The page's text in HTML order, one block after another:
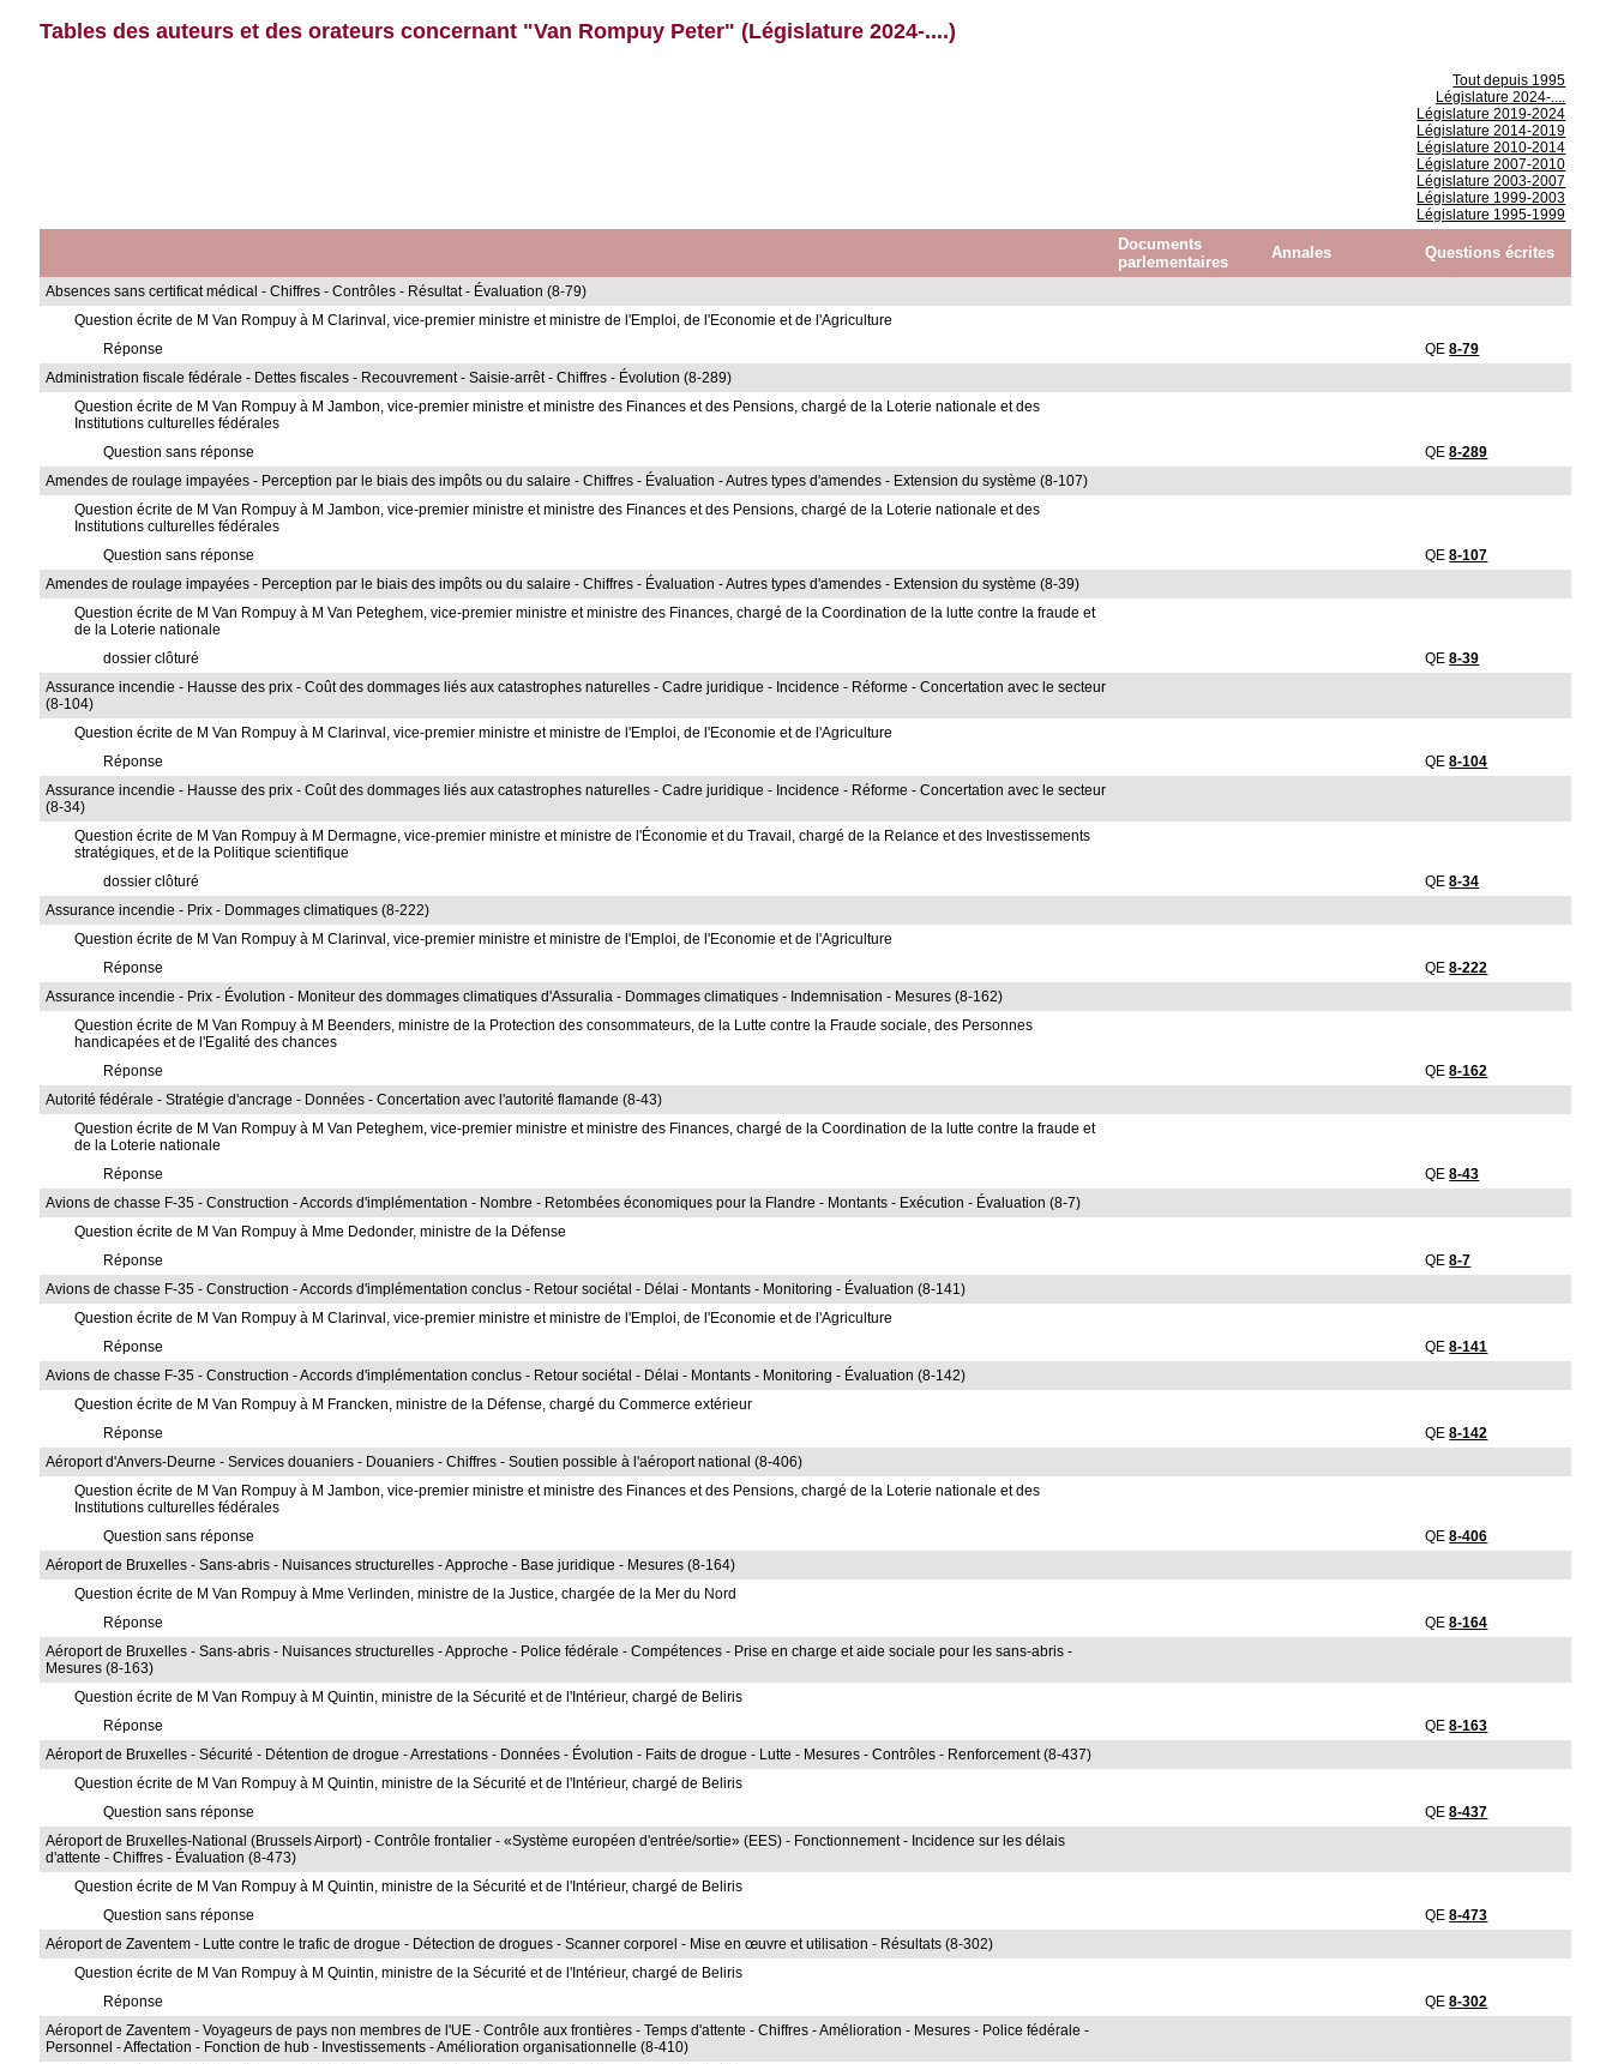
Tables des auteurs et des orateurs concernant "Van Rompuy Peter" (Législature 2024-....)
Tout depuis 1995
Législature 2024-....
Législature 2019-2024
Législature 2014-2019
Législature 2010-2014
Législature 2007-2010
Législature 2003-2007
Législature 1999-2003
Législature 1995-1999
Documents
parlementaires
Annales Questions écrites
Absences sans certificat médical - Chiffres - Contrôles - Résultat - Évaluation (8-79)
Question écrite de M Van Rompuy à M Clarinval, vice-premier ministre et ministre de l'Emploi, de l'Economie et de l'Agriculture
Réponse
QE8-79
Administration fiscale fédérale - Dettes fiscales - Recouvrement - Saisie-arrêt - Chiffres - Évolution (8-289)
Question écrite de M Van Rompuy à M Jambon, vice-premier ministre et ministre des Finances et des Pensions, chargé de la Loterie nationale et des
Institutions culturelles fédérales
Question sans réponse
QE8-289
Amendes de roulage impayées - Perception par le biais des impôts ou du salaire - Chiffres - Évaluation - Autres types d'amendes - Extension du système (8-107)
Question écrite de M Van Rompuy à M Jambon, vice-premier ministre et ministre des Finances et des Pensions, chargé de la Loterie nationale et des
Institutions culturelles fédérales
Question sans réponse
QE8-107
Amendes de roulage impayées - Perception par le biais des impôts ou du salaire - Chiffres - Évaluation - Autres types d'amendes - Extension du système (8-39)
Question écrite de M Van Rompuy à M Van Peteghem, vice-premier ministre et ministre des Finances, chargé de la Coordination de la lutte contre la fraude et
de la Loterie nationale
dossier clôturé
QE8-39
Assurance incendie - Hausse des prix - Coût des dommages liés aux catastrophes naturelles - Cadre juridique - Incidence - Réforme - Concertation avec le secteur
(8-104)
Question écrite de M Van Rompuy à M Clarinval, vice-premier ministre et ministre de l'Emploi, de l'Economie et de l'Agriculture
Réponse
QE8-104
Assurance incendie - Hausse des prix - Coût des dommages liés aux catastrophes naturelles - Cadre juridique - Incidence - Réforme - Concertation avec le secteur
(8-34)
Question écrite de M Van Rompuy à M Dermagne, vice-premier ministre et ministre de l'Économie et du Travail, chargé de la Relance et des Investissements
stratégiques, et de la Politique scientifique
dossier clôturé
QE8-34
Assurance incendie - Prix - Dommages climatiques (8-222)
Question écrite de M Van Rompuy à M Clarinval, vice-premier ministre et ministre de l'Emploi, de l'Economie et de l'Agriculture
Réponse
QE8-222
Assurance incendie - Prix - Évolution - Moniteur des dommages climatiques d'Assuralia - Dommages climatiques - Indemnisation - Mesures (8-162)
Question écrite de M Van Rompuy à M Beenders, ministre de la Protection des consommateurs, de la Lutte contre la Fraude sociale, des Personnes
handicapées et de l'Egalité des chances
Réponse
QE8-162
Autorité fédérale - Stratégie d'ancrage - Données - Concertation avec l'autorité flamande (8-43)
Question écrite de M Van Rompuy à M Van Peteghem, vice-premier ministre et ministre des Finances, chargé de la Coordination de la lutte contre la fraude et
de la Loterie nationale
Réponse
QE8-43
Avions de chasse F-35 - Construction - Accords d'implémentation - Nombre - Retombées économiques pour la Flandre - Montants - Exécution - Évaluation (8-7)
Question écrite de M Van Rompuy à Mme Dedonder, ministre de la Défense
Réponse
QE8-7
Avions de chasse F-35 - Construction - Accords d'implémentation conclus - Retour sociétal - Délai - Montants - Monitoring - Évaluation (8-141)
Question écrite de M Van Rompuy à M Clarinval, vice-premier ministre et ministre de l'Emploi, de l'Economie et de l'Agriculture
Réponse
QE8-141
Avions de chasse F-35 - Construction - Accords d'implémentation conclus - Retour sociétal - Délai - Montants - Monitoring - Évaluation (8-142)
Question écrite de M Van Rompuy à M Francken, ministre de la Défense, chargé du Commerce extérieur
Réponse
QE8-142
Aéroport d'Anvers-Deurne - Services douaniers - Douaniers - Chiffres - Soutien possible à l'aéroport national (8-406)
Question écrite de M Van Rompuy à M Jambon, vice-premier ministre et ministre des Finances et des Pensions, chargé de la Loterie nationale et des
Institutions culturelles fédérales
Question sans réponse
QE8-406
Aéroport de Bruxelles - Sans-abris - Nuisances structurelles - Approche - Base juridique - Mesures (8-164)
Question écrite de M Van Rompuy à Mme Verlinden, ministre de la Justice, chargée de la Mer du Nord
Réponse
QE8-164
Aéroport de Bruxelles - Sans-abris - Nuisances structurelles - Approche - Police fédérale - Compétences - Prise en charge et aide sociale pour les sans-abris -
Mesures (8-163)
Question écrite de M Van Rompuy à M Quintin, ministre de la Sécurité et de l'Intérieur, chargé de Beliris
Réponse
QE8-163
Aéroport de Bruxelles - Sécurité - Détention de drogue - Arrestations - Données - Évolution - Faits de drogue - Lutte - Mesures - Contrôles - Renforcement (8-437)
Question écrite de M Van Rompuy à M Quintin, ministre de la Sécurité et de l'Intérieur, chargé de Beliris
Question sans réponse
QE8-437
Aéroport de Bruxelles-National (Brussels Airport) - Contrôle frontalier - «Système européen d'entrée/sortie» (EES) - Fonctionnement - Incidence sur les délais
d'attente - Chiffres - Évaluation (8-473)
Question écrite de M Van Rompuy à M Quintin, ministre de la Sécurité et de l'Intérieur, chargé de Beliris
Question sans réponse
QE8-473
Aéroport de Zaventem - Lutte contre le trafic de drogue - Détection de drogues - Scanner corporel - Mise en œuvre et utilisation - Résultats (8-302)
Question écrite de M Van Rompuy à M Quintin, ministre de la Sécurité et de l'Intérieur, chargé de Beliris
Réponse
QE8-302
Aéroport de Zaventem - Voyageurs de pays non membres de l'UE - Contrôle aux frontières - Temps d'attente - Chiffres - Amélioration - Mesures - Police fédérale -
Personnel - Affectation - Fonction de hub - Investissements - Amélioration organisationnelle (8-410)